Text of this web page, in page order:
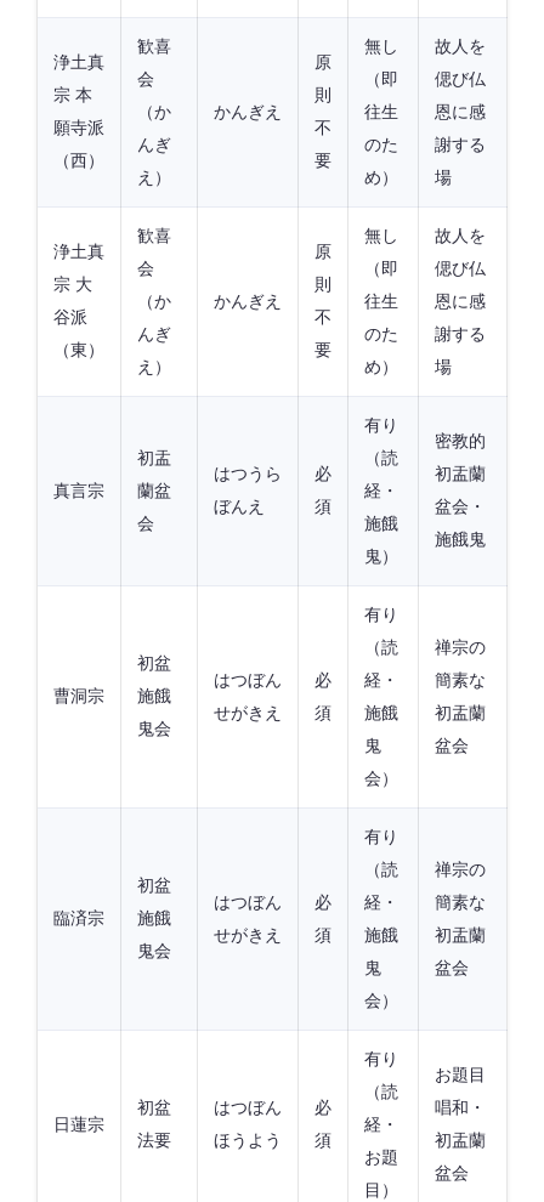
浄土真
宗 本
願寺派
（西）
歓喜
会
（か
んぎ
え）
かんぎえ
原
則
不
要
無し
（即
往生
のた
め）
故人を
偲び仏
恩に感
謝する
場
浄土真
宗 大
谷派
（東）
歓喜
会
（か
んぎ
え）
かんぎえ
原
則
不
要
無し
（即
往生
のた
め）
故人を
偲び仏
恩に感
謝する
場
真言宗
初盂
蘭盆
会
はつうら
ぼんえ
必
須
有り
（読
経・
施餓
鬼）
密教的
初盂蘭
盆会・
施餓鬼
曹洞宗
初盆
施餓
鬼会
はつぼん
せがきえ
必
須
有り
（読
経・
施餓
鬼
会）
禅宗の
簡素な
初盂蘭
盆会
臨済宗
初盆
施餓
鬼会
はつぼん
せがきえ
必
須
有り
（読
経・
施餓
鬼
会）
禅宗の
簡素な
初盂蘭
盆会
日蓮宗
初盆
法要
はつぼん
ほうよう
必
須
有り
（読
経・
お題
目）
お題目
唱和・
初盂蘭
盆会